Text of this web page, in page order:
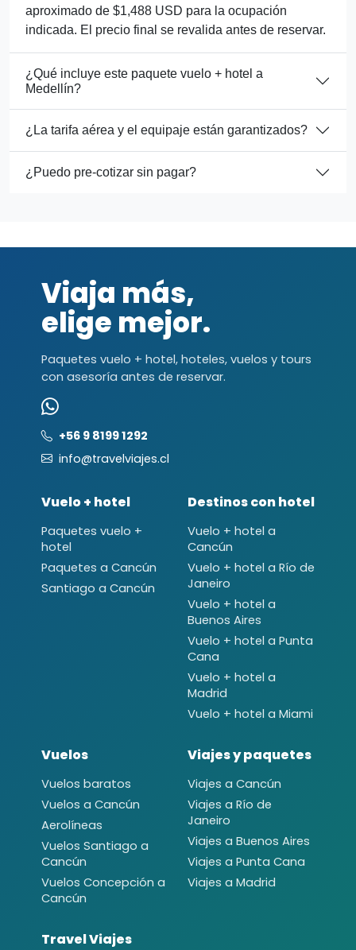
aproximado de $1,488 USD para la ocupación
indicada. El precio final se revalida antes de reservar.
¿Qué incluye este paquete vuelo + hotel a
Medellín?
¿La tarifa aérea y el equipaje están garantizados?
¿Puedo pre-cotizar sin pagar?
Viaja más,
elige mejor.
Paquetes vuelo + hotel, hoteles, vuelos y tours
con asesoría antes de reservar.
+56 9 8199 1292
info@travelviajes.cl
Vuelo + hotel
Paquetes vuelo +
hotel
Paquetes a Cancún
Santiago a Cancún
Destinos con hotel
Vuelo + hotel a
Cancún
Vuelo + hotel a Río de
Janeiro
Vuelo + hotel a
Buenos Aires
Vuelo + hotel a Punta
Cana
Vuelo + hotel a
Madrid
Vuelo + hotel a Miami
Vuelos
Vuelos baratos
Vuelos a Cancún
Aerolíneas
Vuelos Santiago a
Cancún
Vuelos Concepción a
Cancún
Viajes y paquetes
Viajes a Cancún
Viajes a Río de
Janeiro
Viajes a Buenos Aires
Viajes a Punta Cana
Viajes a Madrid
Travel Viajes